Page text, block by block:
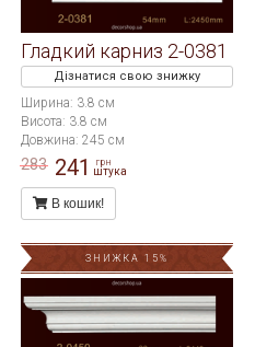
Гладкий карниз 2-0381
Дізнатися свою знижку
Ширина: 3.8 см
Висота: 3.8 см
Довжина: 245 см
283 241 грн
штука
В кошик!
ЗНИЖКА 15%